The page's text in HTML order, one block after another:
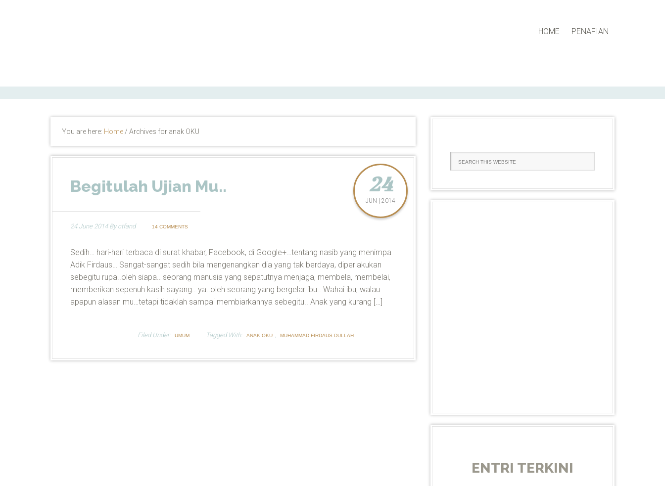
HOME PENAFIAN
You are here: Home / Archives for anak OKU
Begitulah Ujian Mu.. 24
JUN | 2014
24 June 2014Byctfand 14 COMMENTS
Sedih… hari-hari terbaca di surat khabar, Facebook, di Google+…tentang nasib yang menimpa
Adik Firdaus… Sangat-sangat sedih bila mengenangkan dia yang tak berdaya, diperlakukan
sebegitu rupa..oleh siapa.. seorang manusia yang sepatutnya menjaga, membela, membelai,
memberikan sepenuh kasih sayang.. ya..oleh seorang yang bergelar ibu.. Wahai ibu, walau
apapun alasan mu…tetapi tidaklah sampai membiarkannya sebegitu.. Anak yang kurang […]
Filed Under: UMUM Tagged With: ANAK OKU , MUHAMMAD FIRDAUS DULLAH
ENTRI TERKINI